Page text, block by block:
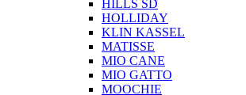
HILLS SD
HOLLIDAY
KLIN KASSEL
MATISSE
MIO CANE
MIO GATTO
MOOCHIE